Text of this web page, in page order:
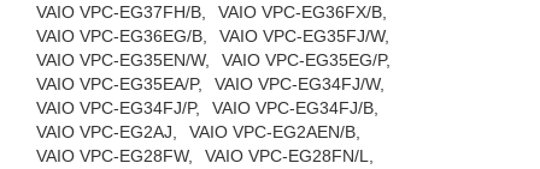
VAIO VPC-EG37FH/B,
VAIO VPC-EG36FX/B,
VAIO VPC-EG36EG/B,
VAIO VPC-EG35FJ/W,
VAIO VPC-EG35EN/W,
VAIO VPC-EG35EG/P,
VAIO VPC-EG35EA/P,
VAIO VPC-EG34FJ/W,
VAIO VPC-EG34FJ/P,
VAIO VPC-EG34FJ/B,
VAIO VPC-EG2AJ,
VAIO VPC-EG2AEN/B,
VAIO VPC-EG28FW,
VAIO VPC-EG28FN/L,